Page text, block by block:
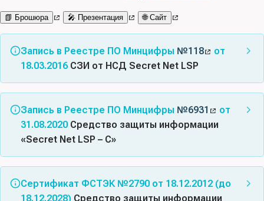
📗 Брошюра 🎤 Презентация 🌐 Сайт
Запись в Реестре ПО Минцифры №118
от
18.03.2016 СЗИ от НСД Secret Net LSP
Класс(ы) ПО:03.01 - Средства защиты от
несанкционированного доступа к информации; 03.02 -
Средства управления событиями информационной
безопасности; 03.03 - Межсетевые экраны; 03.08 -
03.12 - Средства управления доступом к
информационным ресурсам; 03.17 - Средства
автоматизации процессов информационной
Запись в Реестре ПО Минцифры №6931
от
31.08.2020 Средство защиты информации
«Secret Net LSP – C»
Класс(ы) ПО:03.01 - Средства защиты от
несанкционированного доступа к информации; 03.02 -
Средства управления событиями информационной
Сертификат ФСТЭК №2790 от 18.12.2012 (до
18.12.2028) Средство защиты информации